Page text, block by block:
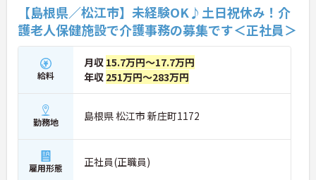
【島根県／松江市】未経験OK♪土日祝休み！介
護老人保健施設で介護事務の募集です＜正社員＞
給料
月収 15.7万円～17.7万円
年収 251万円～283万円
勤務地 島根県 松江市 新庄町1172
雇用形態 正社員(正職員)